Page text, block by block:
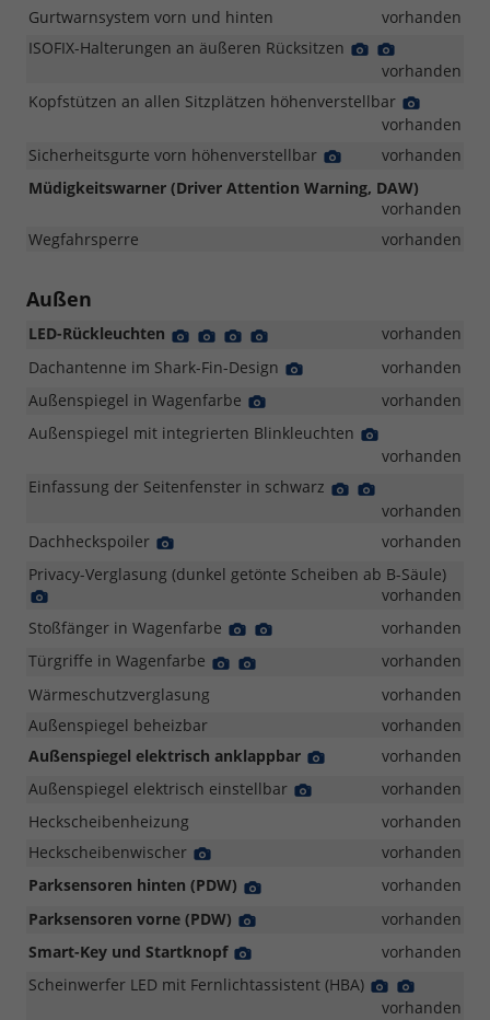
Gurtwarnsystem vorn und hinten
vorhanden
ISOFIX-Halterungen an äußeren Rücksitzen
Detail
FotoFoto
vorhanden
Kopfstützen an allen Sitzplätzen höhenverstellbar
Foto
vorhanden
Sicherheitsgurte vorn höhenverstellbar
Detailvorhanden
Müdigkeitswarner (Driver Attention Warning, DAW)
vorhanden
Wegfahrsperre
vorhanden
Außen
LED-Rückleuchten
DetailDetailDetail
vorhanden
Dachantenne im Shark-Fin-Design
vorhanden
Außenspiegel in Wagenfarbe
vorhanden
Außenspiegel mit integrierten Blinkleuchten
Foto
vorhanden
Einfassung der Seitenfenster in schwarz
Detail
FotoFoto
vorhanden
Dachheckspoiler
vorhanden
Privacy-Verglasung (dunkel getönte Scheiben ab B-Säule)
vorhanden
Stoßfänger in Wagenfarbe
Detail
vorhanden
Türgriffe in Wagenfarbe
Detail
vorhanden
Wärmeschutzverglasung
vorhanden
Außenspiegel beheizbar
vorhanden
Außenspiegel elektrisch anklappbar
vorhanden
Außenspiegel elektrisch einstellbar
vorhanden
Heckscheibenheizung
vorhanden
Heckscheibenwischer
vorhanden
Parksensoren hinten (PDW)
vorhanden
Parksensoren vorne (PDW)
vorhanden
Smart-Key und Startknopf
vorhanden
Scheinwerfer LED mit Fernlichtassistent (HBA)
Detail
FotoFoto
vorhanden